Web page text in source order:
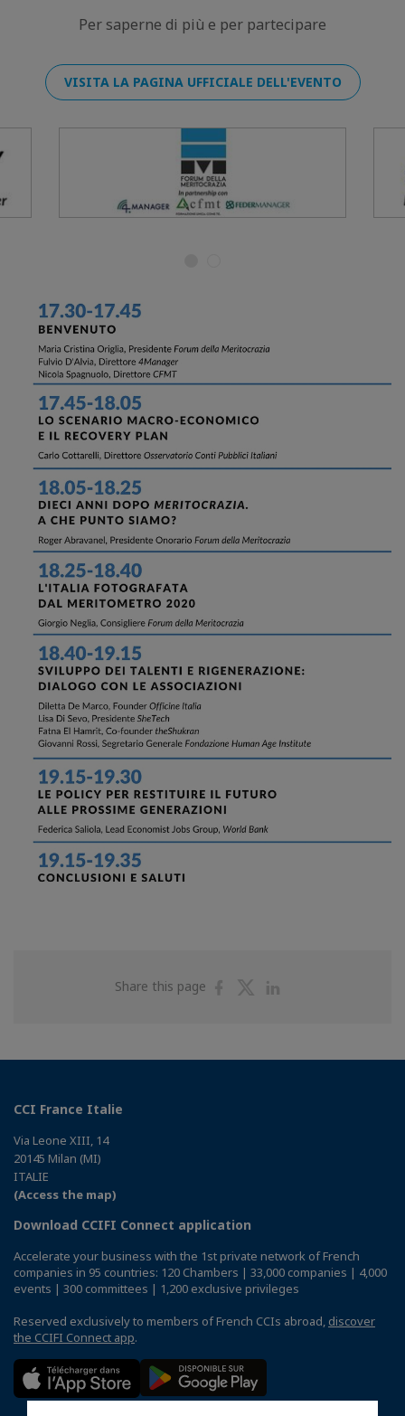
Per saperne di più e per partecipare
VISITA LA PAGINA UFFICIALE DELL'EVENTO
Share this page
ShareShare
CCI France Italie
Via Leone XIII, 14
20145 Milan (MI)
ITALIE
(Access the map)
Download CCIFI Connect application
Accelerate your business with the 1st private network of French
companies in 95 countries: 120 Chambers | 33,000 companies | 4,000
events | 300 committees | 1,200 exclusive privileges
Reserved exclusively to members of French CCIs abroad, discover
the CCIFI Connect app.